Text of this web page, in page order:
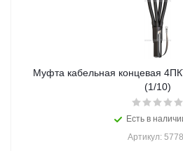
Муфта кабельная концевая
(1/10)
Есть в
Артикул: